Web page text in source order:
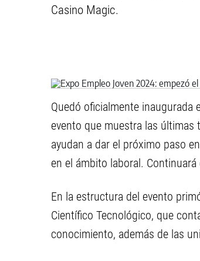
Casino Magic.
Quedó oficialmente inaugurada
evento que muestra las últimas
ayudan a dar el próximo paso
en el ámbito laboral. Continuará
En la estructura del evento
Científico Tecnológico, que
conocimiento, además de las